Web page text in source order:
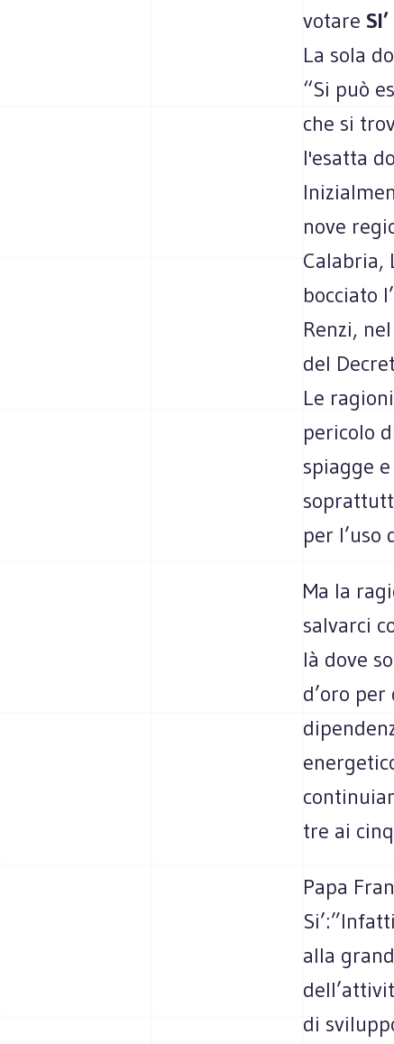
votare
La sola
“Si può
che si
l'esatta
nove
Calabria,
bocciato
Renzi,
del
Le
pericolo
spiagge
per l’uso
Ma la
salvarci
là dove
d’oro
tre ai
Papa
alla
di